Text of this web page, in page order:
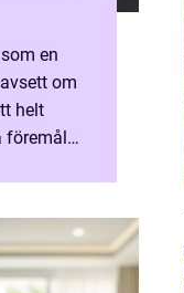
en
om
helt
föremål